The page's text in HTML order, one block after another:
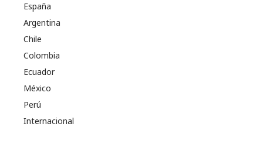
España
Argentina
Chile
Colombia
Ecuador
México
Perú
Internacional